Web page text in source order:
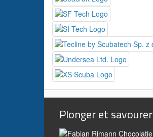
Plonger et savourer